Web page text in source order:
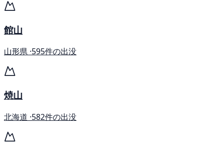
館山
山形県 ·595件の出没
焼山
北海道 ·582件の出没